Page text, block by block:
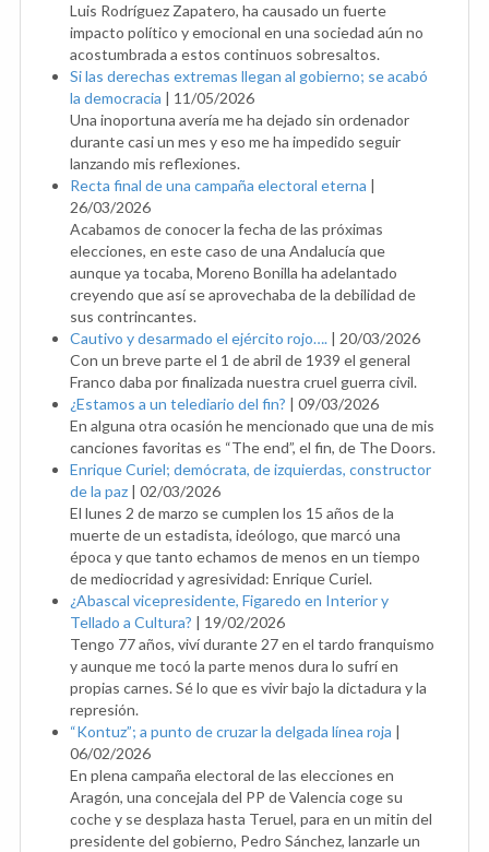
Luis Rodríguez Zapatero, ha causado un fuerte
impacto político y emocional en una sociedad aún no
acostumbrada a estos continuos sobresaltos.
Si las derechas extremas llegan al gobierno; se acabó
la democracia | 11/05/2026
Una inoportuna avería me ha dejado sin ordenador
durante casi un mes y eso me ha impedido seguir
lanzando mis reflexiones.
Recta final de una campaña electoral eterna |
26/03/2026
Acabamos de conocer la fecha de las próximas
elecciones, en este caso de una Andalucía que
aunque ya tocaba, Moreno Bonilla ha adelantado
creyendo que así se aprovechaba de la debilidad de
sus contrincantes.
Cautivo y desarmado el ejército rojo…. | 20/03/2026
Con un breve parte el 1 de abril de 1939 el general
Franco daba por finalizada nuestra cruel guerra civil.
¿Estamos a un telediario del fin? | 09/03/2026
En alguna otra ocasión he mencionado que una de mis
canciones favoritas es “The end”, el fin, de The Doors.
Enrique Curiel; demócrata, de izquierdas, constructor
de la paz | 02/03/2026
El lunes 2 de marzo se cumplen los 15 años de la
muerte de un estadista, ideólogo, que marcó una
época y que tanto echamos de menos en un tiempo
de mediocridad y agresividad: Enrique Curiel.
¿Abascal vicepresidente, Figaredo en Interior y
Tellado a Cultura? | 19/02/2026
Tengo 77 años, viví durante 27 en el tardo franquismo
y aunque me tocó la parte menos dura lo sufrí en
propias carnes. Sé lo que es vivir bajo la dictadura y la
represión.
“Kontuz”; a punto de cruzar la delgada línea roja |
06/02/2026
En plena campaña electoral de las elecciones en
Aragón, una concejala del PP de Valencia coge su
coche y se desplaza hasta Teruel, para en un mitin del
presidente del gobierno, Pedro Sánchez, lanzarle un